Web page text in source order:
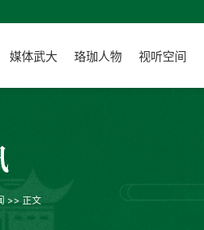
媒体武大 珞珈人物 视听空间
>> 正文